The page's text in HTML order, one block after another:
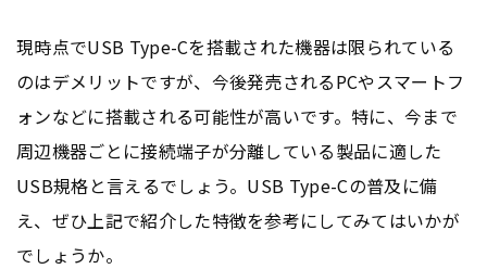
現時点でUSB Type-Cを搭載された機器は限られている
のはデメリットですが、今後発売されるPCやスマートフ
ォンなどに搭載される可能性が高いです。特に、今まで
周辺機器ごとに接続端子が分離している製品に適した
USB規格と言えるでしょう。USB Type-Cの普及に備
え、ぜひ上記で紹介した特徴を参考にしてみてはいかが
でしょうか。